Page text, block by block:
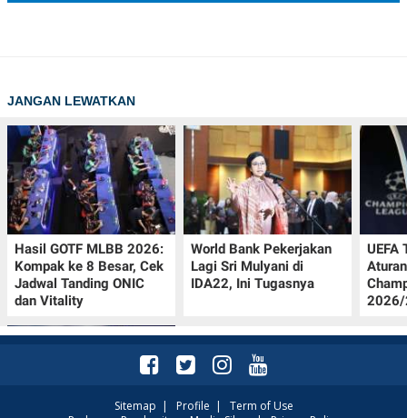
JANGAN LEWATKAN
Hasil GOTF MLBB 2026:
Kompak ke 8 Besar, Cek
Jadwal Tanding ONIC
dan Vitality
World Bank Pekerjakan
Lagi Sri Mulyani di
IDA22, Ini Tugasnya
UEFA
2026/
Sitemap | Profile | Term of Use